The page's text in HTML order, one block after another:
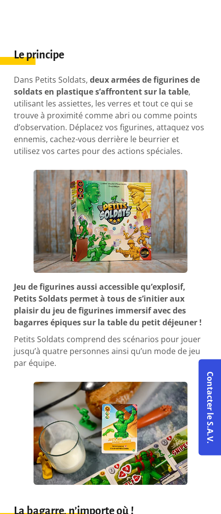
Le principe
Dans Petits Soldats,deux armées de figurines de
soldats en plastique s’affrontent sur la table,
utilisant les assiettes, les verres et tout ce qui se
trouve à proximité comme abri ou comme points
d’observation. Déplacez vos figurines, attaquez vos
ennemis, cachez-vous derrière le beurrier et
utilisez vos cartes pour des actions spéciales.
Jeu de figurines aussi accessible qu’explosif,
Petits Soldats permet à tous de s’initier aux
plaisir du jeu de figurines immersif avec des
bagarres épiques sur la table du petit déjeuner !
Petits Soldats comprend des scénarios pour jouer
jusqu’à quatre personnes ainsi qu’un mode de jeu
par équipe.
La bagarre, n’importe où !
Contacter le S.A.V.